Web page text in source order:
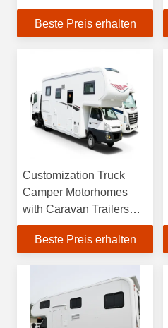
Motorhomes mit Alkoven
und optionaler
Beste Preis erhalten
Customization Truck
Camper Motorhomes
with Caravan Trailers
and Alcove Optional
Beste Preis erhalten